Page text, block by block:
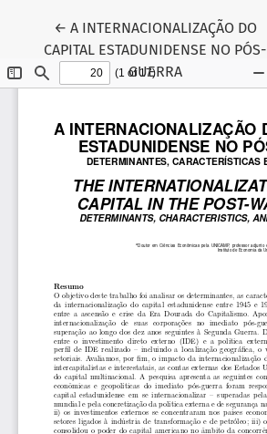
← Voltar aos Detalhes do Artigo
A INTERNACIONALIZAÇÃO DO
CAPITAL ESTADUNIDENSE NO PÓS-
GUERRA